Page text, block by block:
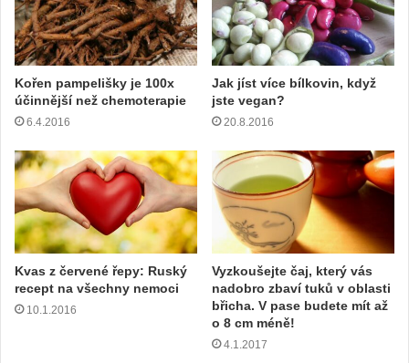
Kořen pampelišky je 100x
účinnější než chemoterapie
6.4.2016
Jak jíst více bílkovin, když
jste vegan?
20.8.2016
Kvas z červené řepy: Ruský
recept na všechny nemoci
10.1.2016
Vyzkoušejte čaj, který vás
nadobro zbaví tuků v oblasti
břicha. V pase budete mít až
o 8 cm méně!
4.1.2017